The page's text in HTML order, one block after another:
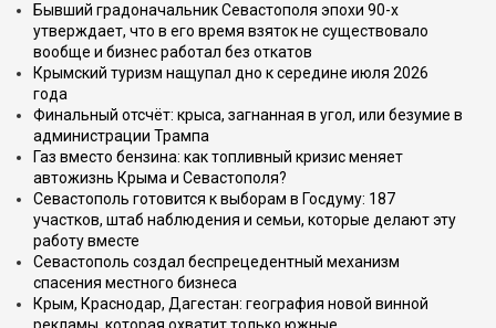
Бывший градоначальник Севастополя эпохи 90-х
утверждает, что в его время взяток не существовало
вообще и бизнес работал без откатов
Крымский туризм нащупал дно к середине июля 2026
года
Финальный отсчёт: крыса, загнанная в угол, или безумие в
администрации Трампа
Газ вместо бензина: как топливный кризис меняет
автожизнь Крыма и Севастополя?
Севастополь готовится к выборам в Госдуму: 187
участков, штаб наблюдения и семьи, которые делают эту
работу вместе
Севастополь создал беспрецедентный механизм
спасения местного бизнеса
Крым, Краснодар, Дагестан: география новой винной